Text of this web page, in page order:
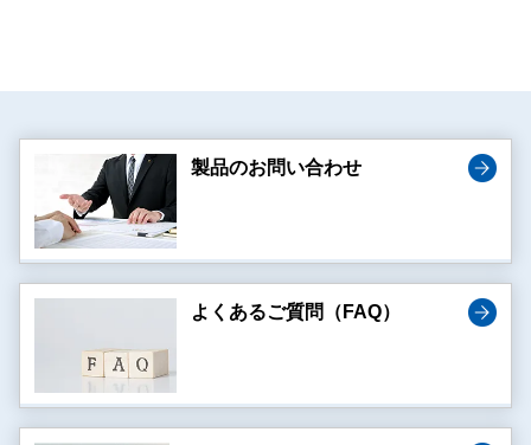
製品のお問い合わせ
よくあるご質問（FAQ）